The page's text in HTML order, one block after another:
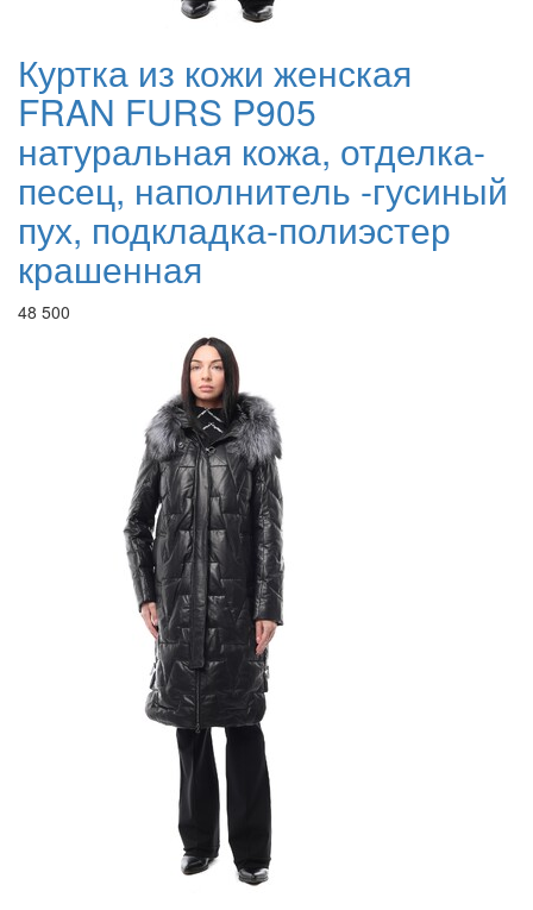
Куртка из кожи женская
FRAN FURS P905
натуральная кожа, отделка-
песец, наполнитель -гусиный
пух, подкладка-полиэстер
крашенная
48 500